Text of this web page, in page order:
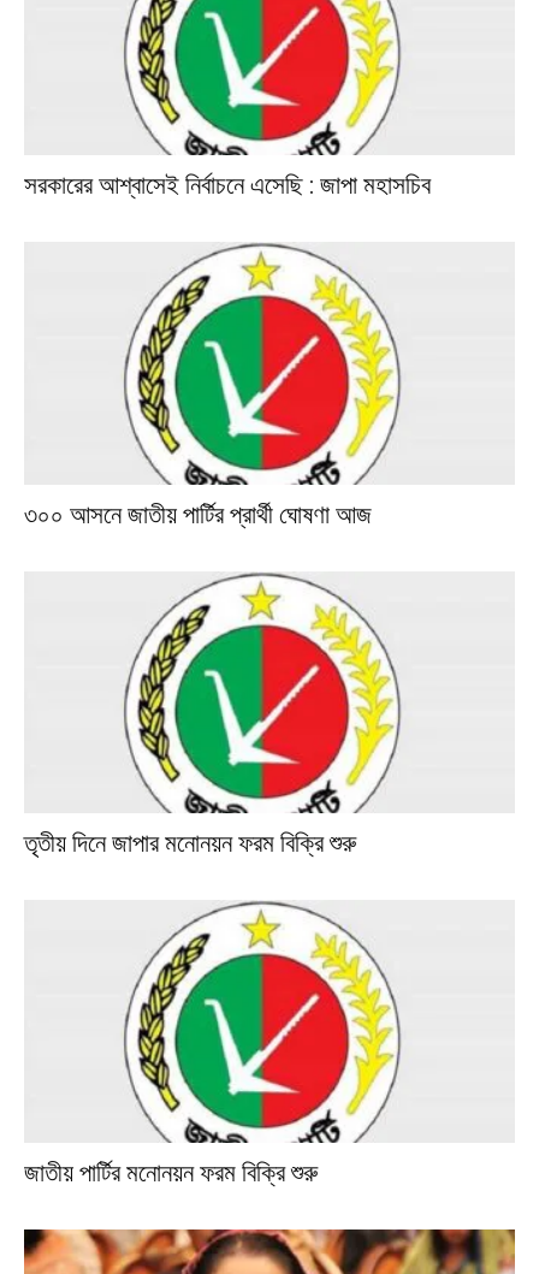
সরকারের আশ্বাসেই নির্বাচনে এসেছি : জাপা মহাসচিব
৩০০ আসনে জাতীয় পার্টির প্রার্থী ঘোষণা আজ
তৃতীয় দিনে জাপার মনোনয়ন ফরম বিক্রি শুরু
জাতীয় পার্টির মনোনয়ন ফরম বিক্রি শুরু